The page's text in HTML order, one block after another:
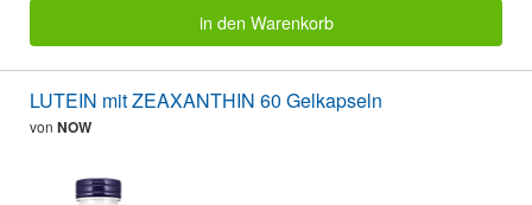
in den Warenkorb
LUTEIN mit ZEAXANTHIN 60 Gelkapseln
von NOW